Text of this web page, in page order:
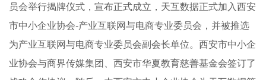
员会举行揭牌仪式，宣布正式成立，天互数据正式加入西安
市中小企业协会-产业互联网与电商专业委员会，并被推选
为产业互联网与电商专业委员会副会长单位。西安市中小企
业协会与商界传媒集团、西安市华夏教育慈善基金会签订了